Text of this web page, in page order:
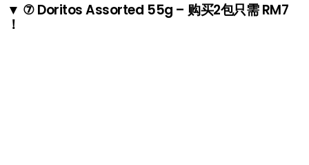
▼ ⑦ Doritos Assorted 55g – 购买2包只需 RM7
！